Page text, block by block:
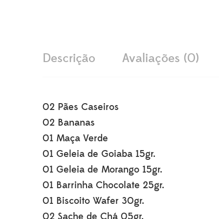
Descrição Avaliações (0)
02 Pães Caseiros
02 Bananas
01 Maça Verde
01 Geleia de Goiaba 15gr.
01 Geleia de Morango 15gr.
01 Barrinha Chocolate 25gr.
01 Biscoito Wafer 30gr.